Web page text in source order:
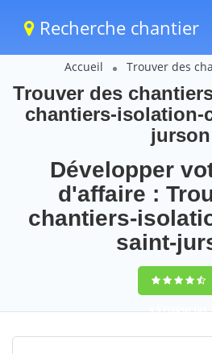
Recherche chantier
Accueil Trouver des
Trouver des
chantiers-isolation-
jurson
Développer
d'affaire :
chantiers-
saint-
9,5(100%)105
votes